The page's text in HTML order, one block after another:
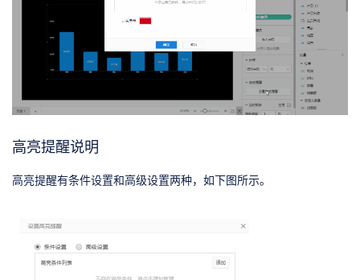
高亮提醒说明
高亮提醒有条件设置和高级设置两种，如下图所示。